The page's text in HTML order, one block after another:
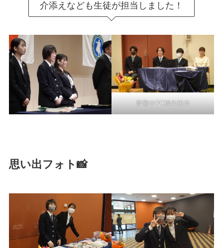
介添えなども生徒が担当しました！
音響やPC操作担当
思い出フォト📸